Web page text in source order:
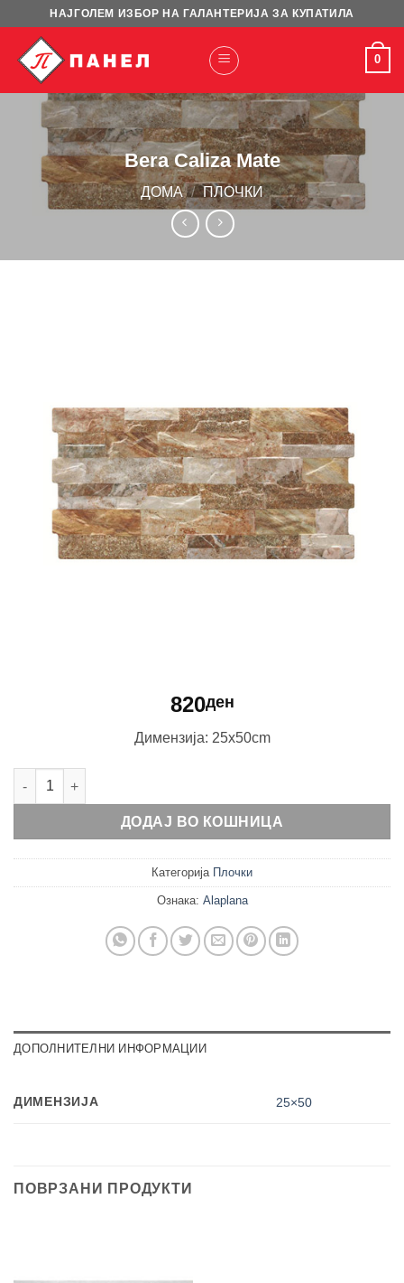
content
НАЈГОЛЕМ ИЗБОР НА ГАЛАНТЕРИЈА ЗА КУПАТИЛА
0
Bera Caliza Mate
ДОМА / ПЛОЧКИ
820ден
Димензија: 25x50cm
Bera Caliza Mate количина
ДОДАЈ ВО КОШНИЦА
Категорија Плочки
Ознака: Alaplana
ДОПОЛНИТЕЛНИ ИНФОРМАЦИИ
ДИМЕНЗИЈА 25×50
ПОВРЗАНИ ПРОДУКТИ